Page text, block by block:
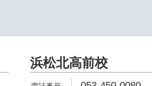
浜松北高前校